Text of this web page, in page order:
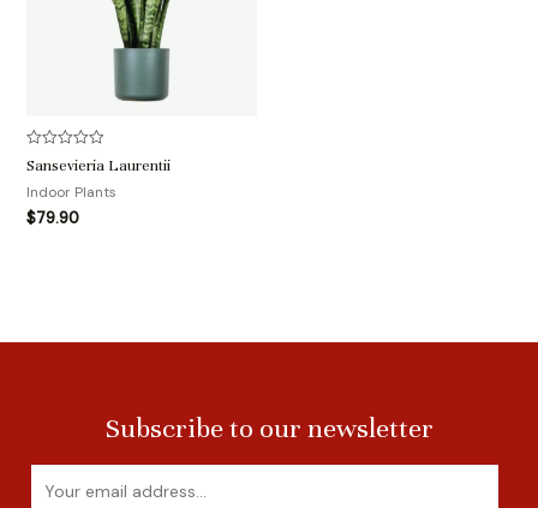
评
分
0
5
Sansevieria Laurentii
Indoor Plants
$79.90
Subscribe to our newsletter